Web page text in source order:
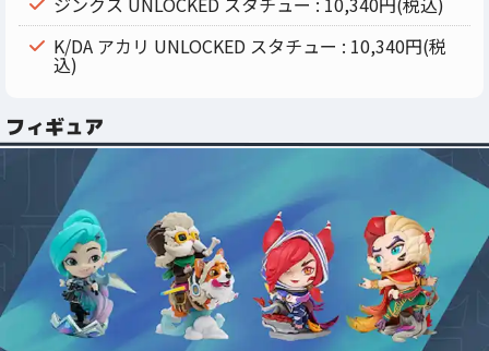
K/DA アカリ UNLOCKED スタチュー : 10,340円(税
込)
フィギュア